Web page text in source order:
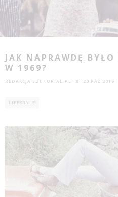
JAK NAPRAWDĘ
W 1969?
REDAKCJA EDUTORIAL.PL 20 PAŹ 2016
LIFESTYLE